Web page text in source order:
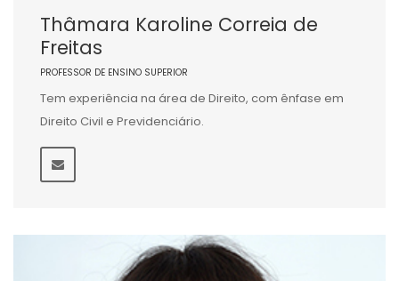
Thâmara Karoline Correia de
Freitas
PROFESSOR DE ENSINO SUPERIOR
Tem experiência na área de Direito, com ênfase em
Direito Civil e Previdenciário.